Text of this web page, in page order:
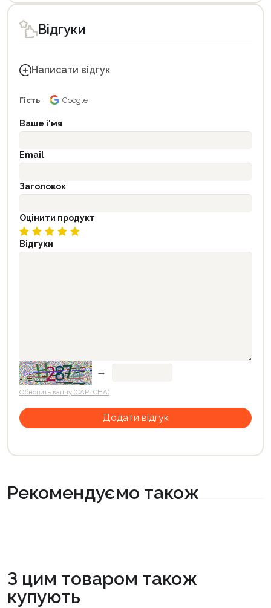
Відгуки
Написати відгук
Гість Google
Ваше і'мя
Email
Заголовок
Оцінити продукт
Відгуки
→
Обновить капчу (CAPTCHA)
Рекомендуємо також
З цим товаром також
купують